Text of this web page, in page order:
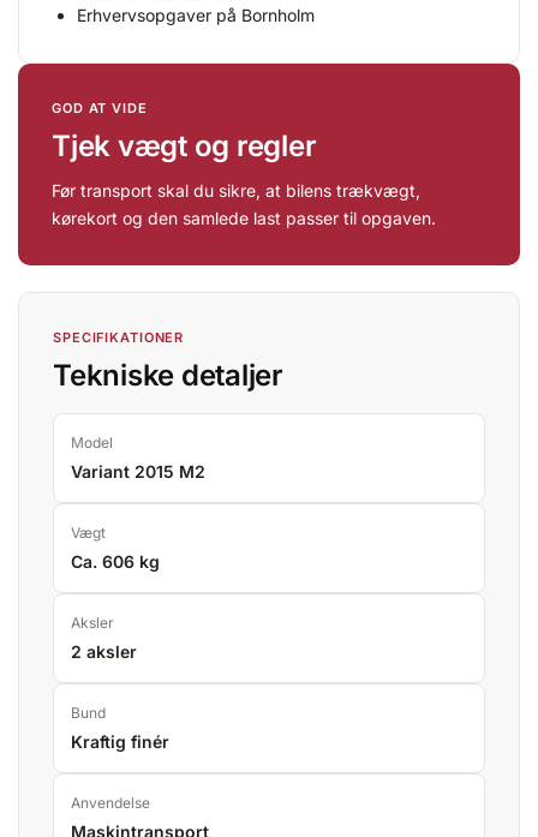
Erhvervsopgaver på Bornholm
GOD AT VIDE
Tjek vægt og regler
Før transport skal du sikre, at bilens trækvægt,
kørekort og den samlede last passer til opgaven.
SPECIFIKATIONER
Tekniske detaljer
Model
Variant 2015 M2
Vægt
Ca. 606 kg
Aksler
2 aksler
Bund
Kraftig finér
Anvendelse
Maskintransport